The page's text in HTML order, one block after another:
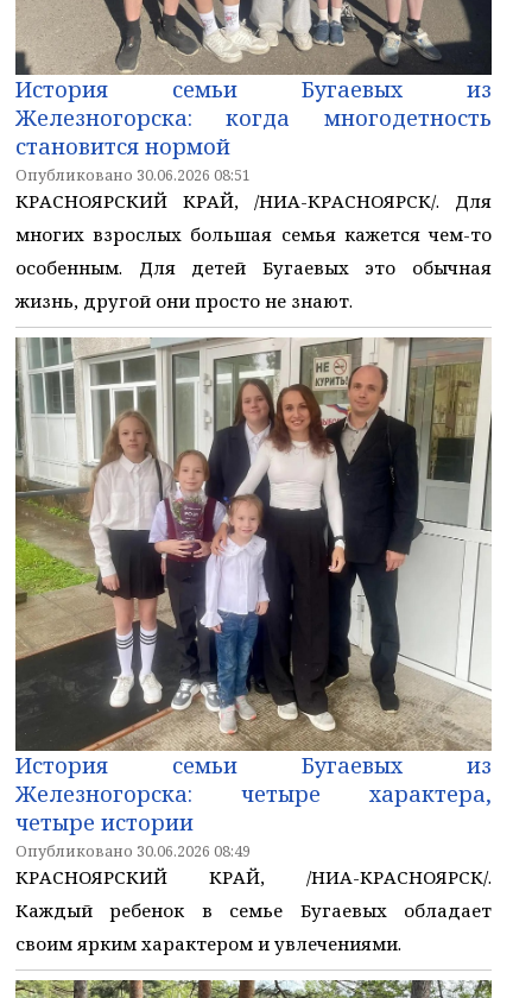
История семьи Бугаевых из
Железногорска: когда многодетность
становится нормой
Опубликовано 30.06.2026 08:51
КРАСНОЯРСКИЙ КРАЙ, /НИА-КРАСНОЯРСК/. Для
многих взрослых большая семья кажется чем-то
особенным. Для детей Бугаевых это обычная
жизнь, другой они просто не знают.
История семьи Бугаевых из
Железногорска: четыре характера,
четыре истории
Опубликовано 30.06.2026 08:49
КРАСНОЯРСКИЙ КРАЙ, /НИА-КРАСНОЯРСК/.
Каждый ребенок в семье Бугаевых обладает
своим ярким характером и увлечениями.